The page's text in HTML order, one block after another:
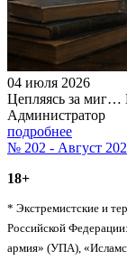
04 июля 2026
Цепляясь за миг…
Администратор
подробнее
№ 202 - Август
18+
* Экстремистские и
Российской
армия» (УПА),